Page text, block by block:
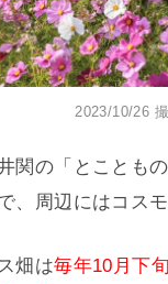
2023/10/26
関の「とことも
、周辺にはコス
畑は毎年10月下